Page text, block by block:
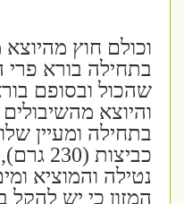
וכולם חוץ מהיוצא
בתחילה בורא פרי
שהכול ובסופם
והיוצא מהשיבולים
כביצות
נטילה והמוציא
המזון כי יש להקל